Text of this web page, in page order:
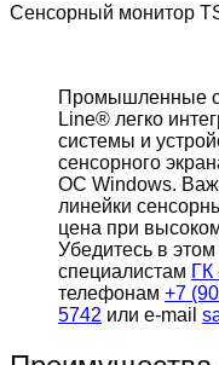
Сенсорный монитор
Промышленные
Line® легко
системы и
сенсорного
ОС Windows.
линейки
цена при
Убедитесь в
специалистам
телефонам +7
5742 или e-mail